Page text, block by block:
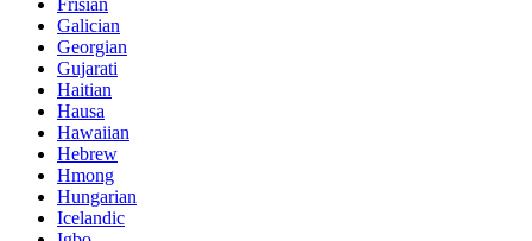
Frisian
Galician
Georgian
Gujarati
Haitian
Hausa
Hawaiian
Hebrew
Hmong
Hungarian
Icelandic